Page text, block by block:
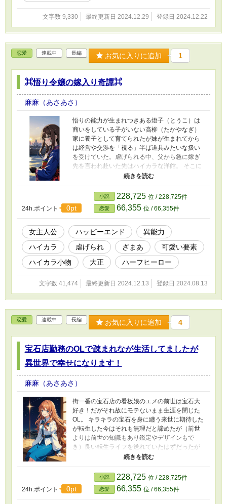
文字数 9,330 最終更新日 2024.12.29 登録日 2024.12.22
恋愛 連載中 長編 お気に入りに追加 1
⌘悟り令嬢の嫁入り奇譚⌘
麻麻（あさあさ）
悟りの能力が生まれつきある燈子（とうこ）は
商いをしている子がいない高柳（たかやなぎ）
家に養子として育てられたが妹が生まれてから
は経営や交渉を「視る」半ば道具みたいな扱い
を受けていた。虐げられる中、父から急に嫁ぎ
先を言われ赴いた先はハイカラな洋館。 そこに
は栗色の髪にヘーゼル色を目をした輪島（わじ
ま）カイがいた。驚く燈子に彼は更に「縁談話
なんてした覚えがない」と言われ動揺する。 し
かも彼は金を借した友人に逃げられ財産をほと
んど無くした状態だった。 燈子の熱意や乳母の
エミリーの説得でなんとか輪島家に居候する事
になった燈子は自身の悟りの能力を密かに使い
カイの店の立てなおしに貢献するが。
24h.ポイント 0pt
小説 228,725 位 / 228,725件
恋愛 66,355 位 / 66,355件
女主人公 ハッピーエンド
異能力
ハイカラ
虐げられ ざまあ
可愛い要素
ハイカラ小物
大正 ハーフヒーロー
文字数 41,474 最終更新日 2024.12.13 登録日 2024.08.13
恋愛 連載中 長編 お気に入りに追加 4
宝石店勤務のOLで疎まれなが生活してましたが
異世界で幸せになります！
麻麻（あさあさ）
街一番の宝石店の看板娘のエメの前世は宝石大
好き！だがそれ故にモテないまま生涯を閉じた
OL。 キラキラの宝石を身に纏う来世に期待した
が転生した今はそれも無理だと諦めたが（前世
よりは前世の知識もあり鑑定やデザインもで
き）良い転生ライフを送れていたはずだったが
城から使いが来て「姫の結婚式につけるティア
ラの宝石がなくなったから石が何か当てて！」
と鑑定依頼されて住み込みで仕事をする事に。
しかも、モルクルのイジワル？な執事長を側に
つけられて不安な気持ちで仕事を開始するが、
果たしてエメは今度こそ幸せになれるのか？
24h.ポイント 0pt
小説 228,725 位 / 228,725件
恋愛 66,355 位 / 66,355件